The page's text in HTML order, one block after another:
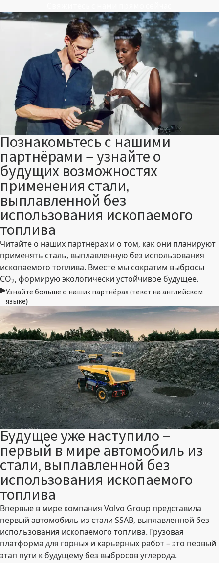
Познакомьтесь с нашими
партнёрами – узнайте о
будущих возможностях
применения стали,
выплавленной без
использования ископаемого
топлива
Читайте о наших партнёрах и о том, как они планируют
применять сталь, выплавленную без использования
ископаемого топлива. Вместе мы сократим выбросы
CO2, формирую экологически устойчивое будущее.
Узнайте больше о наших партнёрах (текст на английском
языке)
Будущее уже наступило –
первый в мире автомобиль из
стали, выплавленной без
использования ископаемого
топлива
Впервые в мире компания Volvo Group представила
первый автомобиль из стали SSAB, выплавленной без
использования ископаемого топлива. Грузовая
платформа для горных и карьерных работ – это первый
этап пути к будущему без выбросов углерода.